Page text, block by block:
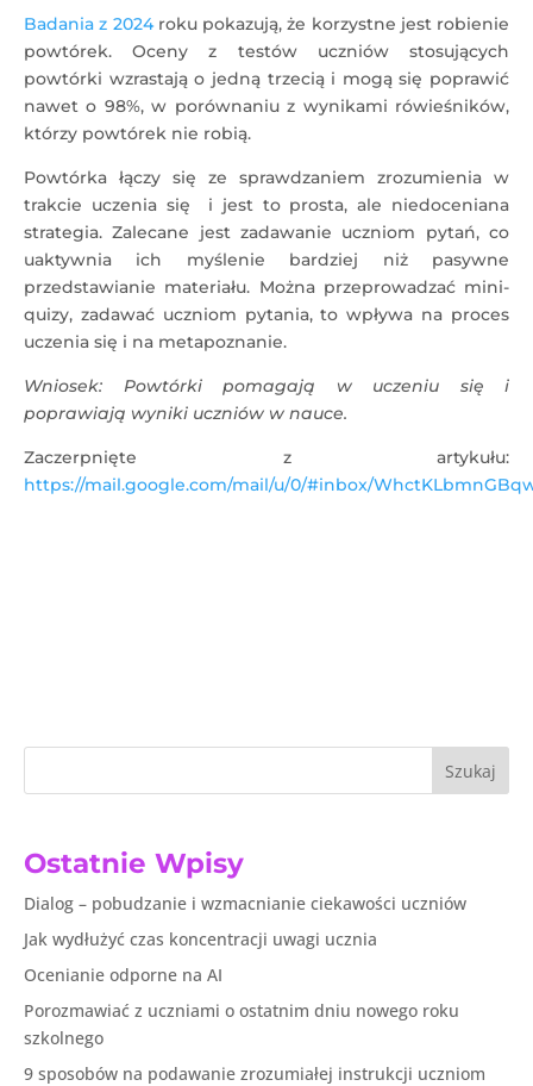
Badania z 2024roku pokazują, że korzystne jest robienie
powtórek. Oceny z testów uczniów stosujących
powtórki wzrastają o jedną trzecią i mogą się poprawić
nawet o 98%, w porównaniu z wynikami rówieśników,
którzy powtórek nie robią.
Powtórka łączy się ze sprawdzaniem zrozumienia w
trakcie uczenia się i jest to prosta, ale niedoceniana
strategia. Zalecane jest zadawanie uczniom pytań, co
uaktywnia ich myślenie bardziej niż pasywne
przedstawianie materiału. Można przeprowadzać mini-
quizy, zadawać uczniom pytania, to wpływa na proces
uczenia się i na metapoznanie.
Wniosek: Powtórki pomagają w uczeniu się i
poprawiają wyniki uczniów w nauce.
Zaczerpnięte z artykułu:
https://mail.google.com/mail/u/0/#inbox/
Szukaj
Ostatnie Wpisy
Dialog – pobudzanie i wzmacnianie ciekawości uczniów
Jak wydłużyć czas koncentracji uwagi ucznia
Ocenianie odporne na AI
Porozmawiać z uczniami o ostatnim dniu nowego roku
szkolnego
9 sposobów na podawanie zrozumiałej instrukcji uczniom